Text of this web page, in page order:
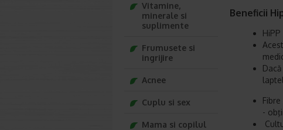
Beneficii
-
Vitamine,
minerale si
suplimente
Frumusete si
ingrijire
Acnee
Cuplu si sex
Mama si copilul